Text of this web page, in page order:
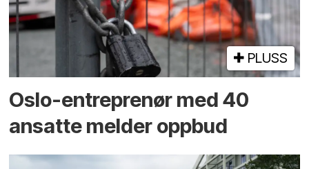
PLUSS
Oslo-entreprenør med 40
ansatte melder oppbud